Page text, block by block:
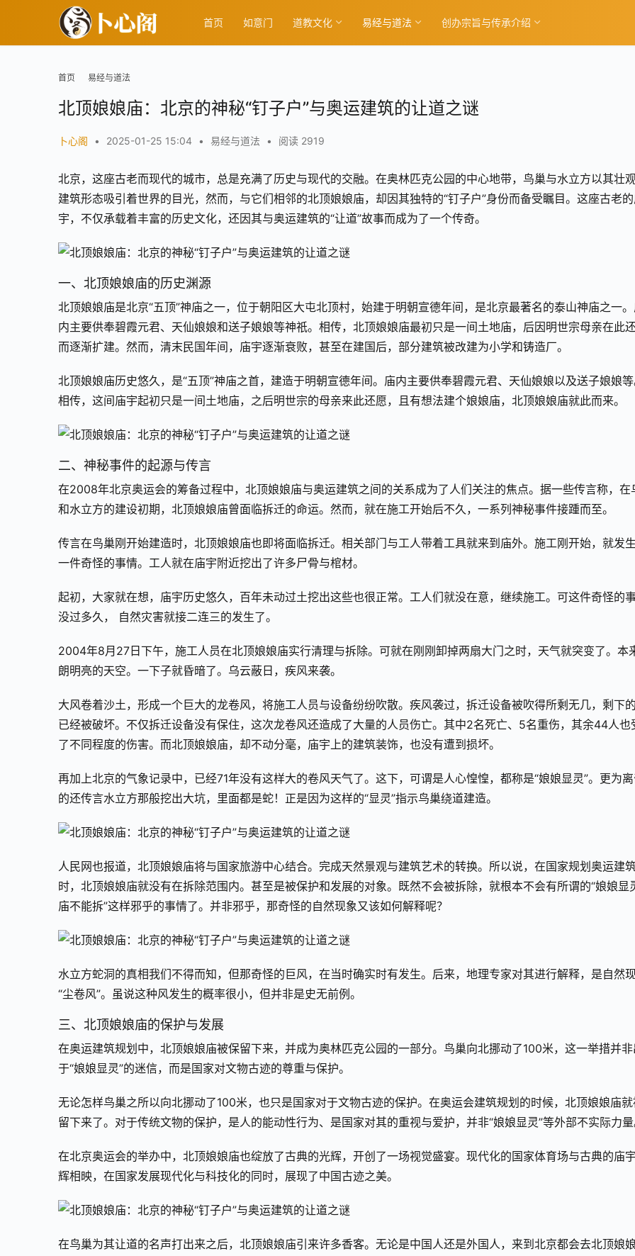
首页 如意门 道教文化 易经与道法 创办宗旨与传承介绍
首页 易经与道法
北顶娘娘庙：北京的神秘“钉子户”与奥运建筑的让道之谜
卜心阁 • 2025-01-25 15:04 • 易经与道法 • 阅读 2919
北京，这座古老而现代的城市，总是充满了历史与现代的交融。在奥林匹克公园的中心地带，鸟巢与水立方以其壮
建筑形态吸引着世界的目光，然而，与它们相邻的北顶娘娘庙，却因其独特的“钉子户”身份而备受瞩目。这座古老
宇，不仅承载着丰富的历史文化，还因其与奥运建筑的“让道”故事而成为了一个传奇。
一、北顶娘娘庙的历史渊源
北顶娘娘庙是北京“五顶”神庙之一，位于朝阳区大屯北顶村，始建于明朝宣德年间，是北京最著名的泰山神庙之一
内主要供奉碧霞元君、天仙娘娘和送子娘娘等神祇。相传，北顶娘娘庙最初只是一间土地庙，后因明世宗母亲在此
而逐渐扩建。然而，清末民国年间，庙宇逐渐衰败，甚至在建国后，部分建筑被改建为小学和铸造厂。
北顶娘娘庙历史悠久，是“五顶”神庙之首，建造于明朝宣德年间。庙内主要供奉碧霞元君、天仙娘娘以及送子娘娘等
相传，这间庙宇起初只是一间土地庙，之后明世宗的母亲来此还愿，且有想法建个娘娘庙，北顶娘娘庙就此而来。
二、神秘事件的起源与传言
在2008年北京奥运会的筹备过程中，北顶娘娘庙与奥运建筑之间的关系成为了人们关注的焦点。据一些传言称，在
和水立方的建设初期，北顶娘娘庙曾面临拆迁的命运。然而，就在施工开始后不久，一系列神秘事件接踵而至。
传言在鸟巢刚开始建造时，北顶娘娘庙也即将面临拆迁。相关部门与工人带着工具就来到庙外。施工刚开始，就发
一件奇怪的事情。工人就在庙宇附近挖出了许多尸骨与棺材。
起初，大家就在想，庙宇历史悠久，百年未动过土挖出这些也很正常。工人们就没在意，继续施工。可这件奇怪的
没过多久， 自然灾害就接二连三的发生了。
2004年8月27日下午，施工人员在北顶娘娘庙实行清理与拆除。可就在刚刚卸掉两扇大门之时，天气就突变了。本
朗明亮的天空。一下子就昏暗了。乌云蔽日，疾风来袭。
大风卷着沙土，形成一个巨大的龙卷风，将施工人员与设备纷纷吹散。疾风袭过，拆迁设备被吹得所剩无几，剩下
已经被破坏。不仅拆迁设备没有保住，这次龙卷风还造成了大量的人员伤亡。其中2名死亡、5名重伤，其余44人也
了不同程度的伤害。而北顶娘娘庙，却不动分毫，庙宇上的建筑装饰，也没有遭到损坏。
再加上北京的气象记录中，已经71年没有这样大的卷风天气了。这下，可谓是人心惶惶，都称是“娘娘显灵”。更为
的还传言水立方那般挖出大坑，里面都是蛇！正是因为这样的“显灵”指示鸟巢绕道建造。
人民网也报道，北顶娘娘庙将与国家旅游中心结合。完成天然景观与建筑艺术的转换。所以说，在国家规划奥运建
时，北顶娘娘庙就没有在拆除范围内。甚至是被保护和发展的对象。既然不会被拆除，就根本不会有所谓的“娘娘显
庙不能拆”这样邪乎的事情了。并非邪乎，那奇怪的自然现象又该如何解释呢？
水立方蛇洞的真相我们不得而知，但那奇怪的巨风，在当时确实时有发生。后来，地理专家对其进行解释，是自然
“尘卷风”。虽说这种风发生的概率很小，但并非是史无前例。
三、北顶娘娘庙的保护与发展
在奥运建筑规划中，北顶娘娘庙被保留下来，并成为奥林匹克公园的一部分。鸟巢向北挪动了100米，这一举措并非
于“娘娘显灵”的迷信，而是国家对文物古迹的尊重与保护。
无论怎样鸟巢之所以向北挪动了100米，也只是国家对于文物古迹的保护。在奥运会建筑规划的时候，北顶娘娘庙
留下来了。对于传统文物的保护，是人的能动性行为、是国家对其的重视与爱护，并非“娘娘显灵”等外部不实际力量
在北京奥运会的举办中，北顶娘娘庙也绽放了古典的光辉，开创了一场视觉盛宴。现代化的国家体育场与古典的庙
辉相映，在国家发展现代化与科技化的同时，展现了中国古迹之美。
在鸟巢为其让道的名声打出来之后，北顶娘娘庙引来许多香客。无论是中国人还是外国人，来到北京都会去北顶娘